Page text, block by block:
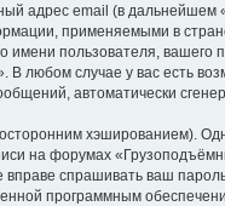
адрес email (в
применяемыми в
пользователя, вашего
любом случае у вас есть
автоматически
хэшированием).
на форумах
вправе спрашивать ваш
программным